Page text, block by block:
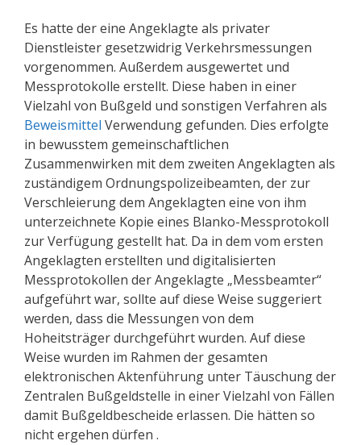
Es hatte der eine Angeklagte als privater
Dienstleister gesetzwidrig Verkehrsmessungen
vorgenommen. Außerdem ausgewertet und
Messprotokolle erstellt. Diese haben in einer
Vielzahl von Bußgeld und sonstigen Verfahren als
Beweismittel Verwendung gefunden. Dies erfolgte
in bewusstem gemeinschaftlichen
Zusammenwirken mit dem zweiten Angeklagten als
zuständigem Ordnungspolizeibeamten, der zur
Verschleierung dem Angeklagten eine von ihm
unterzeichnete Kopie eines Blanko-Messprotokoll
zur Verfügung gestellt hat. Da in dem vom ersten
Angeklagten erstellten und digitalisierten
Messprotokollen der Angeklagte „Messbeamter“
aufgeführt war, sollte auf diese Weise suggeriert
werden, dass die Messungen von dem
Hoheitsträger durchgeführt wurden. Auf diese
Weise wurden im Rahmen der gesamten
elektronischen Aktenführung unter Täuschung der
Zentralen Bußgeldstelle in einer Vielzahl von Fällen
damit Bußgeldbescheide erlassen. Die hätten so
nicht ergehen dürfen .